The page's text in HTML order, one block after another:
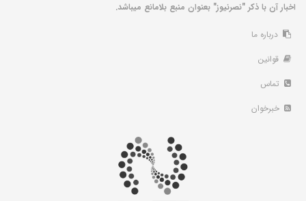
اخبار آن با ذکر "نصرنیوز" بعنوان منبع بلامانع میباشد.
درباره ما
قوانین
تماس
خبرخوان